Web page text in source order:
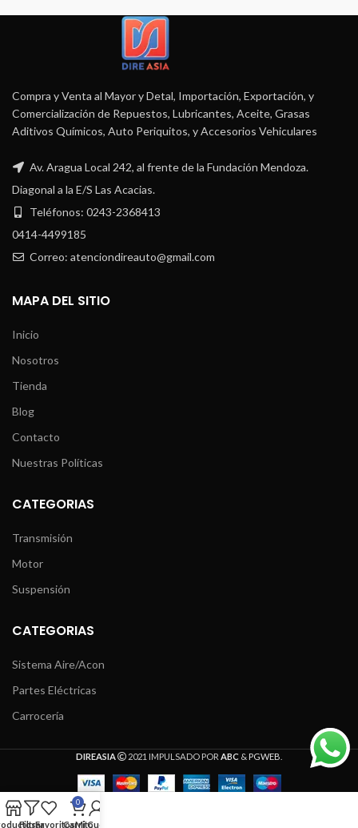
Compra y Venta al Mayor y Detal, Importación, Exportación, y
Comercialización de Repuestos, Lubricantes, Aceite, Grasas
Aditivos Químicos, Auto Periquitos, y Accesorios Vehiculares
Av. Aragua Local 242, al frente de la Fundación Mendoza.
Diagonal a la E/S Las Acacias.
Teléfonos: 0243-2368413
0414-4499185
Correo: atenciondireauto@gmail.com
MAPA DEL SITIO
Inicio
Nosotros
Tienda
Blog
Contacto
Nuestras Políticas
CATEGORIAS
Transmisión
Motor
Suspensión
CATEGORIAS
Sistema Aire/Acon
Partes Eléctricas
Carrocería
DIREASIA 2021 IMPULSADO POR ABC &PGWEB
FiltrarFavoritos
0
Carrito
Mi Cuenta